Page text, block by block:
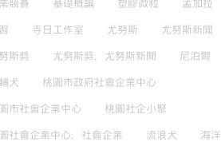
競賽 基礎概論 塑膠微粒 孟加拉
寺日工作室 尤努斯 尤努斯新聞
斯獎 尤努斯獎，尤努斯新聞 尼泊爾
犬 桃園市政府社會企業中心
市社會企業中心 桃園社企小聚
社會企業中心，社會企業 流浪犬 海洋